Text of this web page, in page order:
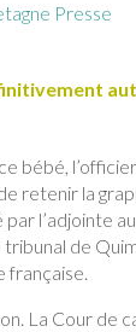
Presse
bébé,
retenir la
l’adjointe
de
française.
La Cour de